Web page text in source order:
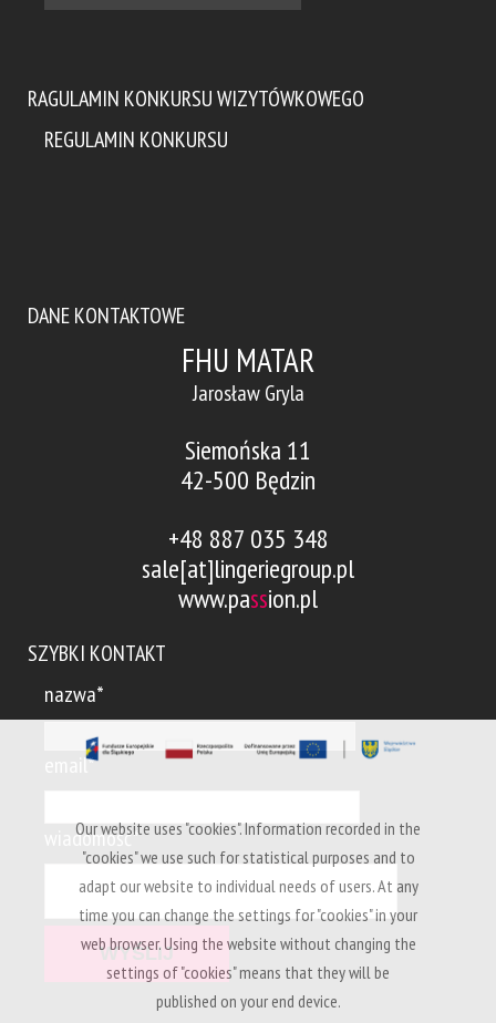
RAGULAMIN KONKURSU WIZYTÓWKOWEGO
REGULAMIN KONKURSU
DANE KONTAKTOWE
FHU MATAR
Jarosław Gryla
Siemońska 11
42-500 Będzin
+48 887 035 348
sale[at]lingeriegroup.pl
www.passion.pl
SZYBKI KONTAKT
nazwa*
email*
wiadomość*
Our website uses "cookies". Information recorded in the
"cookies" we use such for statistical purposes and to
adapt our website to individual needs of users. At any
time you can change the settings for "cookies" in your
web browser. Using the website without changing the
settings of "cookies" means that they will be
published on your end device.